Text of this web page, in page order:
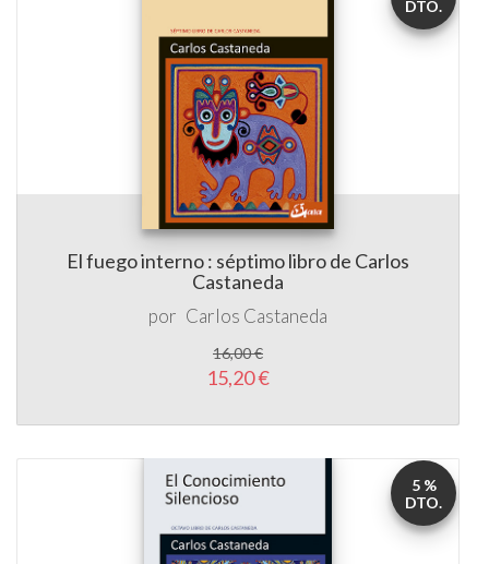
El fuego interno : séptimo libro de Carlos
Castaneda
por Carlos Castaneda
16,00 €
15,20 €
DTO.
5 %
DTO.